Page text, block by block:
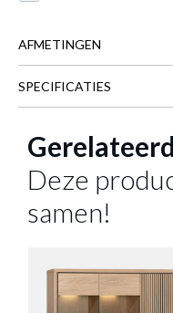
AFMETINGEN
HOOGTE
GEWICHT
Meer afmetingen
SPECIFICATIES
Deze
samen!
Tv-Meubel